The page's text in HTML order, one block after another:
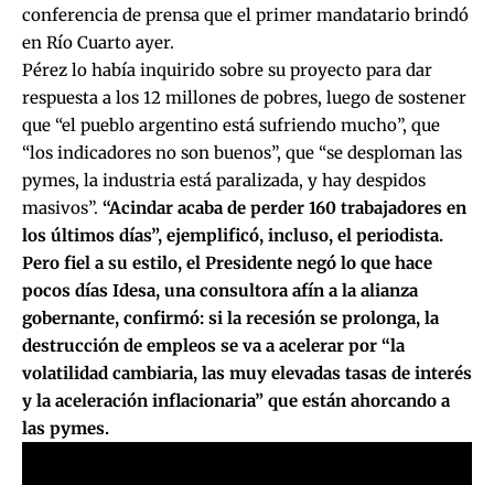
conferencia de prensa que el primer mandatario brindó
en Río Cuarto ayer.
Pérez lo había inquirido sobre su proyecto para dar
respuesta a los 12 millones de pobres, luego de sostener
que “el pueblo argentino está sufriendo mucho”, que
“los indicadores no son buenos”, que “se desploman las
pymes, la industria está paralizada, y hay despidos
masivos”. “Acindar acaba de perder 160 trabajadores en
los últimos días”, ejemplificó, incluso, el periodista.
Pero fiel a su estilo, el Presidente negó lo que hace
pocos días Idesa, una consultora afín a la alianza
gobernante, confirmó: si la recesión se prolonga, la
destrucción de empleos se va a acelerar por “la
volatilidad cambiaria, las muy elevadas tasas de interés
y la aceleración inflacionaria” que están ahorcando a
las pymes.